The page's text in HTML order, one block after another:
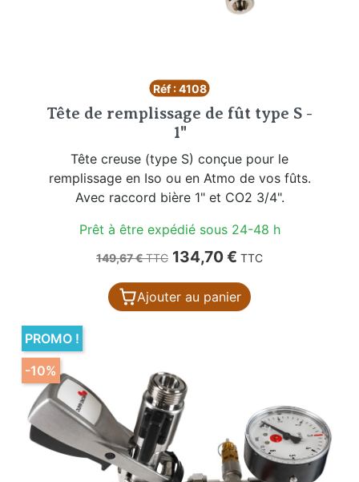
Réf : 4108
Tête de remplissage de fût type S -
1"
Tête creuse (type S) conçue pour le
remplissage en Iso ou en Atmo de vos fûts.
Avec raccord bière 1" et CO2 3/4".
Prêt à être expédié sous 24-48 h
Prix de base
149,67 €TTC Prix
134,70 € TTC
Ajouter au panier
PROMO !
-10%